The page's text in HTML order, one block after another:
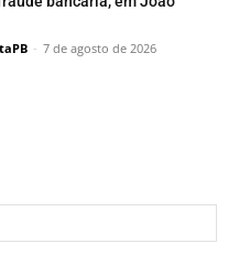
- 7 de agosto de 2026